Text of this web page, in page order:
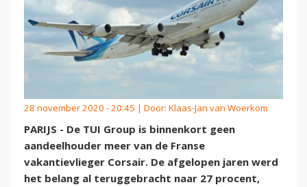
28 november 2020 - 20:45 | Door: Klaas-Jan van Woerkom
PARIJS - De TUI Group is binnenkort geen
aandeelhouder meer van de Franse
vakantievlieger Corsair. De afgelopen jaren werd
het belang al teruggebracht naar 27 procent,